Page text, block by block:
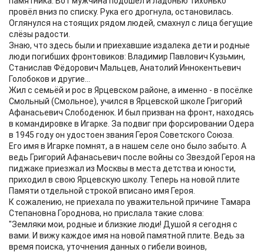
провёл вниз по списку. Рука его дрогнула, остановилась.
Оглянулся на стоящих рядом людей, смахнул с лица бегущие
слёзы радости.
Знаю, что здесь были и приехавшие издалека дети и родные
люди погибших фронтовиков: Владимир Павлович Кузьмин,
Станислав Фёдорович Мальцев, Анатолий Иннокентьевич
Голобоков и другие...
Жил с семьёй и рос в Ярцевском районе, а именно - в посёлке
Смольный (Смольное), учился в Ярцевской школе Григорий
Афанасьевич Слободенюк. И был призван на фронт, находясь
в командировке в Игарке. За подвиг при форсировании Одера
в 1945 году он удостоен звания Героя Советского Союза.
Его имя в Игарке помнят, а в нашем селе оно было забыто. А
ведь Григорий Афанасьевич после войны со Звездой Героя на
пиджаке приезжал из Москвы в места детства и юности,
приходил в свою Ярцевскую школу. Теперь на новой плите
Памяти отдельной строкой вписано имя Героя.
К сожалению, не приехала по уважительной причине Тамара
Степановна Городнова, но прислала такие слова:
"Земляки мои, родные и близкие люди! Душой я сегодня с
вами. И вижу каждое имя на новой памятной плите. Ведь за
время поиска, уточнения данных о гибели воинов,